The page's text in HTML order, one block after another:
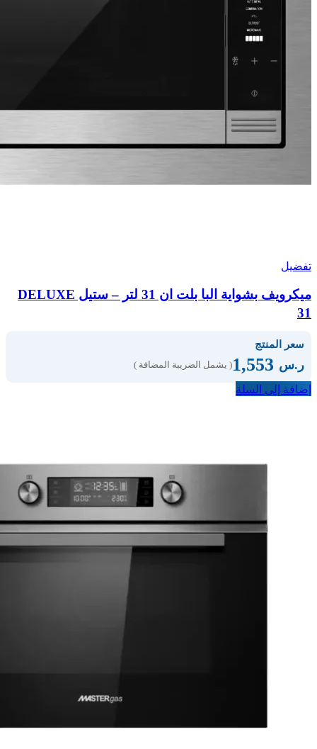
تفضيل
ميكرويف بشواية البا بلت ان 31 لتر – ستيل DELUXE
31
سعر المنتج
ر.س ( يشمل الضريبة المضافة )
إضافة إلى السلة